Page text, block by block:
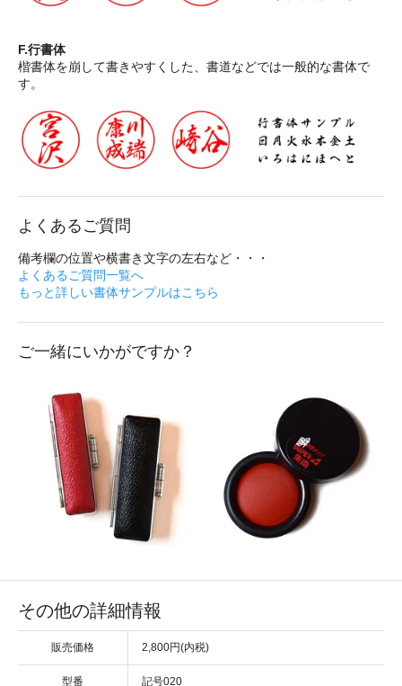
F.行書体
楷書体を崩して書きやすくした、書道などでは一般的な書体で
す。
よくあるご質問
備考欄の位置や横書き文字の左右など・・・
よくあるご質問一覧へ
もっと詳しい書体サンプルはこちら
ご一緒にいかがですか？
その他の詳細情報
販売価格 2,800円(内税)
型番 記号020